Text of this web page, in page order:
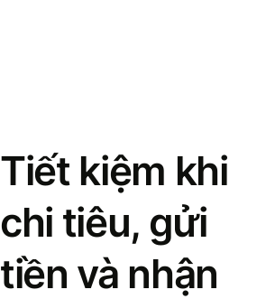
Tiết kiệm khi
chi tiêu, gửi
tiền và nhận